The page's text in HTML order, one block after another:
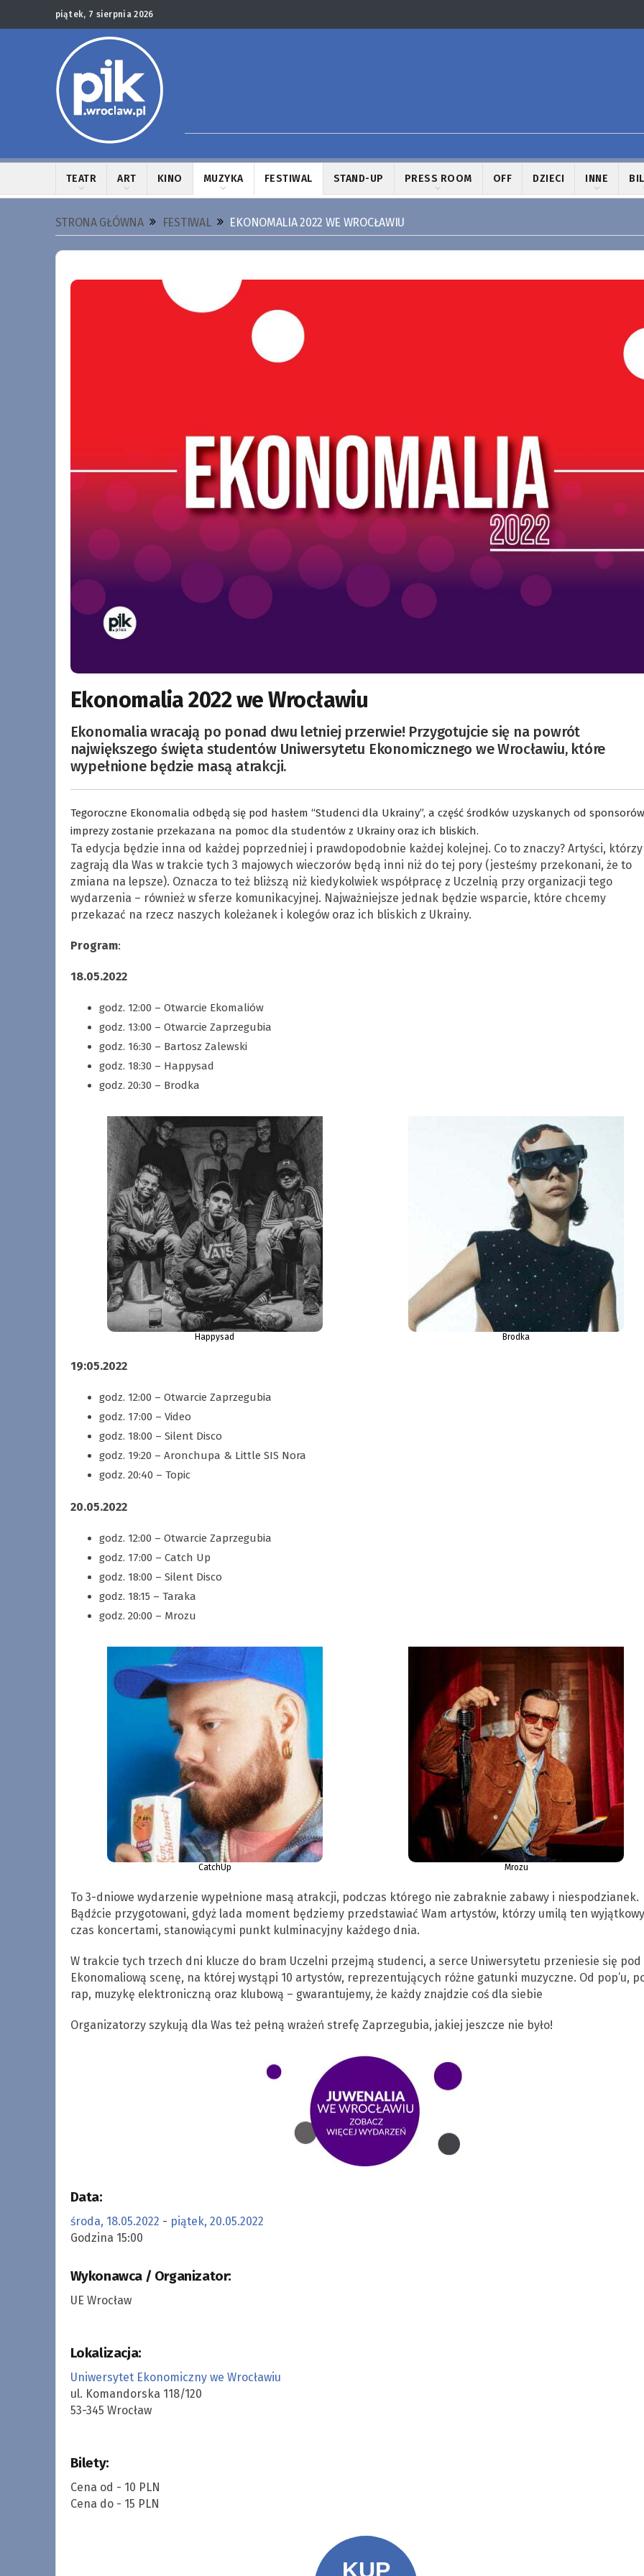
piątek, 7 sierpnia 2026
TEATR ART KINO MUZYKA FESTIWAL STAND-UP PRESS ROOM OFF DZIECI INNE
STRONA GŁÓWNA FESTIWAL EKONOMALIA 2022 WE WROCŁAWIU
Ekonomalia 2022 we Wrocławiu
Ekonomalia wracają po ponad dwu letniej przerwie! Przygotujcie się na powrót
największego święta studentów Uniwersytetu Ekonomicznego we Wrocławiu, które
wypełnione będzie masą atrakcji.
Tegoroczne Ekonomalia odbędą się pod hasłem “Studenci dla Ukrainy”, a część środków uzyskanych od sponsorów
imprezy zostanie przekazana na pomoc dla studentów z Ukrainy oraz ich bliskich.
Ta edycja będzie inna od każdej poprzedniej i prawdopodobnie każdej kolejnej. Co to znaczy? Artyści, którzy
zagrają dla Was w trakcie tych 3 majowych wieczorów będą inni niż do tej pory (jesteśmy przekonani, że to
zmiana na lepsze). Oznacza to też bliższą niż kiedykolwiek współpracę z Uczelnią przy organizacji tego
wydarzenia – również w sferze komunikacyjnej. Najważniejsze jednak będzie wsparcie, które chcemy
przekazać na rzecz naszych koleżanek i kolegów oraz ich bliskich z Ukrainy.
Program:
18.05.2022
godz. 12:00 – Otwarcie Ekomaliów
godz. 13:00 – Otwarcie Zaprzegubia
godz. 16:30 – Bartosz Zalewski
godz. 18:30 – Happysad
godz. 20:30 – Brodka
Happysad Brodka
19:05.2022
godz. 12:00 – Otwarcie Zaprzegubia
godz. 17:00 – Video
godz. 18:00 – Silent Disco
godz. 19:20 – Aronchupa & Little SIS Nora
godz. 20:40 – Topic
20.05.2022
godz. 12:00 – Otwarcie Zaprzegubia
godz. 17:00 – Catch Up
godz. 18:00 – Silent Disco
godz. 18:15 – Taraka
godz. 20:00 – Mrozu
CatchUp Mrozu
To 3-dniowe wydarzenie wypełnione masą atrakcji, podczas którego nie zabraknie zabawy i niespodzianek.
Bądźcie przygotowani, gdyż lada moment będziemy przedstawiać Wam artystów, którzy umilą ten wyjątkowy
czas koncertami, stanowiącymi punkt kulminacyjny każdego dnia.
W trakcie tych trzech dni klucze do bram Uczelni przejmą studenci, a serce Uniwersytetu przeniesie się pod
Ekonomaliową scenę, na której wystąpi 10 artystów, reprezentujących różne gatunki muzyczne. Od pop’u,
rap, muzykę elektroniczną oraz klubową – gwarantujemy, że każdy znajdzie coś dla siebie
Organizatorzy szykują dla Was też pełną wrażeń strefę Zaprzegubia, jakiej jeszcze nie było!
Data:
środa, 18.05.2022 - piątek, 20.05.2022
Godzina 15:00
Wykonawca / Organizator:
UE Wrocław
Lokalizacja:
Uniwersytet Ekonomiczny we Wrocławiu
ul. Komandorska 118/120
53-345 Wrocław
Bilety:
Cena od - 10 PLN
Cena do - 15 PLN